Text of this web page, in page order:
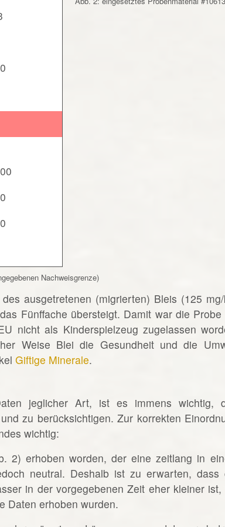
Nachweisgrenze)
ausgetretenen (migrierten) Bleis (125
Fünffache übersteigt. Damit war die Probe
nicht als Kinderspielzeug zugelassen
Weise Blei die Gesundheit und die
Giftige Minerale.
jeglicher Art, ist es immens wichtig,
zu berücksichtigen. Zur korrekten
wichtig:
2) erhoben worden, der eine zeitlang in
neutral. Deshalb ist zu erwarten, dass
in der vorgegebenen Zeit eher kleiner ist,
Daten erhoben wurden.